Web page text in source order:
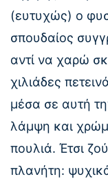
(ευτυχώς) ο
σπουδαίος
αντί να χαρώ
χιλιάδες
μέσα σε αυτή
λάμψη και
πουλιά. Έτσι
πλανήτη: